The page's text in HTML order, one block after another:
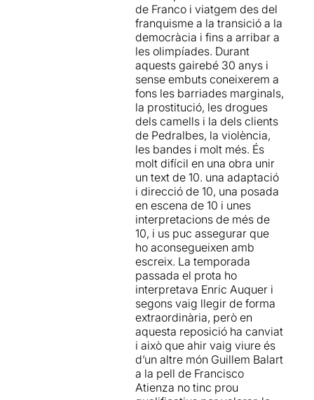
tardofranquisme i la
Transició; un personatge a
través del qual viatgem des
de les acaballes del
franquisme fins a la
Barcelona olímpica del 92.
El dia que li canvia la vida és
el 15 d'agost del 1971, quan
veu un cadàver per primera
vegada. L'anomenat 'Dia del
Watusi'.
En la seva novel·laCasavella
parla sense embuts de la
lluita de classes.Casavella
construeix un retrat de
l'ambient d'una ciutat
silenciada, la de les
barraques, la de les
barriades conflictives, la de
la droga, la prostitució, la
violència, les bandes, els
mites i els personatges
conflictius.
Es tracta d'un muntatge
extremadament teatral, amb
música en directe.
de Franco i viatgem des del
franquisme a la transició a la
democràcia i fins a arribar a
les olimpíades. Durant
aquests gairebé 30 anys i
sense embuts coneixerem a
fons les barriades marginals,
la prostitució, les drogues
dels camells i la dels clients
de Pedralbes, la violència,
les bandes i molt més. És
molt difícil en una obra unir
un text de 10. una adaptació
i direcció de 10, una posada
en escena de 10 i unes
interpretacions de més de
10, i us puc assegurar que
ho aconsegueixen amb
escreix. La temporada
passada el prota ho
interpretava Enric Auquer i
segons vaig llegir de forma
extraordinària, però en
aquesta reposició ha canviat
i això que ahir vaig viure és
d’un altre món Guillem Balart
a la pell de Francisco
Atienza no tinc prou